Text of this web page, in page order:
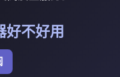
不好用